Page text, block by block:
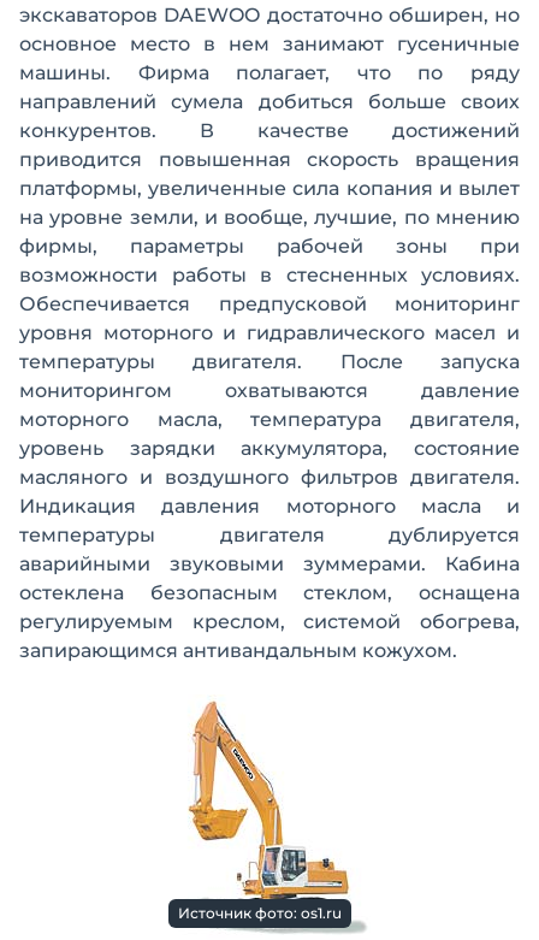
экскаваторов DAEWOO достаточно обширен, но
основное место в нем занимают гусеничные
машины. Фирма полагает, что по ряду
направлений сумела добиться больше своих
конкурентов. В качестве достижений
приводится повышенная скорость вращения
платформы, увеличенные сила копания и вылет
на уровне земли, и вообще, лучшие, по мнению
фирмы, параметры рабочей зоны при
возможности работы в стесненных условиях.
Обеспечивается предпусковой мониторинг
уровня моторного и гидравлического масел и
температуры двигателя. После запуска
мониторингом охватываются давление
моторного масла, температура двигателя,
уровень зарядки аккумулятора, состояние
масляного и воздушного фильтров двигателя.
Индикация давления моторного масла и
температуры двигателя дублируется
аварийными звуковыми зуммерами. Кабина
остеклена безопасным стеклом, оснащена
регулируемым креслом, системой обогрева,
запирающимся антивандальным кожухом.
Источник фото: os1.ru